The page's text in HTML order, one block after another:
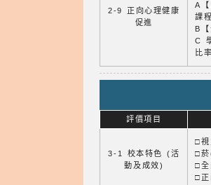
2-9 正向心理健康
促進
A
課
B【
C
比率
評價項目
3-1 校本特色 (活
動及成效)
□
□菸
□全
□正